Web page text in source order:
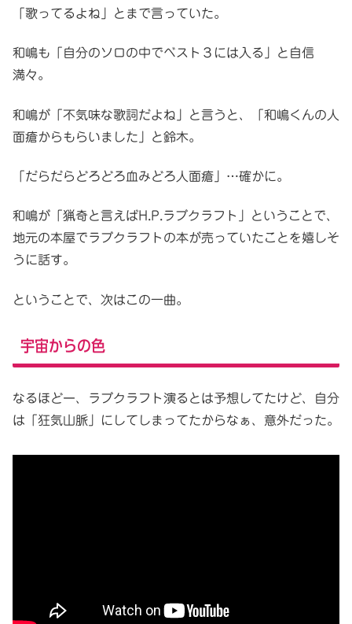
「歌ってるよね」とまで言っていた。
和嶋も「自分のソロの中でベスト３には入る」と自信
満々。
和嶋が「不気味な歌詞だよね」と言うと、「和嶋くんの人
面瘡からもらいました」と鈴木。
「だらだらどろどろ血みどろ人面瘡」…確かに。
和嶋が「猟奇と言えばH.P.ラブクラフト」ということで、
地元の本屋でラブクラフトの本が売っていたことを嬉しそ
うに話す。
ということで、次はこの一曲。
宇宙からの色
なるほどー、ラブクラフト演るとは予想してたけど、自分
は「狂気山脈」にしてしまってたからなぁ、意外だった。